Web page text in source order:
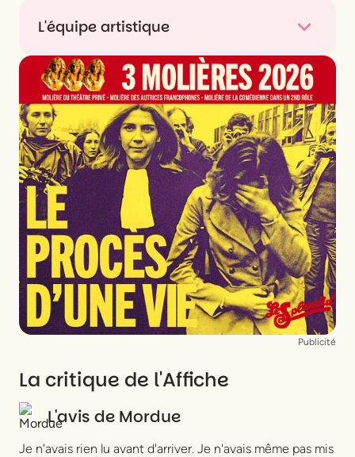
L'équipe artistique
TexteGuillaume Poix(à partir de témoignages de
personnes non et mal-voyantes)
Conception et mise en scèneLorraine de
Sagazan
Collaboration artistique et dramaturgieRomain
Cottard
Texte publié aux éditions Théâtrales (2023)
Interprétation
Romain Cottard,Chloé Olivères,
Thierry Sabatier
Lumière Nicolas Diaz
SonClément Rousseaux,Camille Vitté
CostumesDominique Fournier,Lorraine de
Sagazan, Chloé Olivères,Romain Cottard
Régie générale (en alternance)David Hanse,
Charles Rey
Publicité
La critique de l'Affiche
L'avis de Mordue
Je n'avais rien lu avant d'arriver. Je n'avais même pas mis